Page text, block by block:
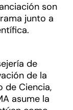
son
junto a
de
de la
de Ciencia,
asume la